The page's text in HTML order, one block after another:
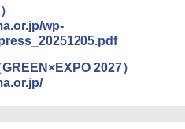
レー 熊よけスプレー 熊スプレー
販売】超強力クマ対策スプレー 30
wp-
2027）